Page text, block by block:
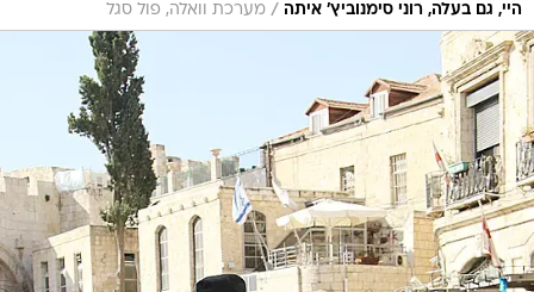
היי, גם בעלה, רוני סימנוביץ' איתה / מערכת וואלה, פול סגל